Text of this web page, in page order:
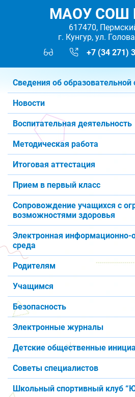
МАОУ СОШ
617470,
г. Кунгур, ул.
+7 (34 271)
Сведения об образовательной
Новости
Воспитательная деятельность
Методическая работа
Итоговая аттестация
Прием в первый класс
Сопровождение учащихся с
возможностями здоровья
Электронная информационно-
среда
Родителям
Учащимся
Безопасность
Электронные журналы
Детские общественные
Советы специалистов
Школьный спортивный клуб